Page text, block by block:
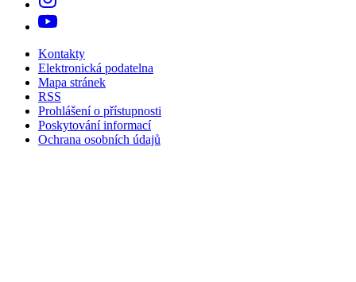
Kontakty
Elektronická podatelna
Mapa stránek
RSS
Prohlášení o přístupnosti
Poskytování informací
Ochrana osobních údajů